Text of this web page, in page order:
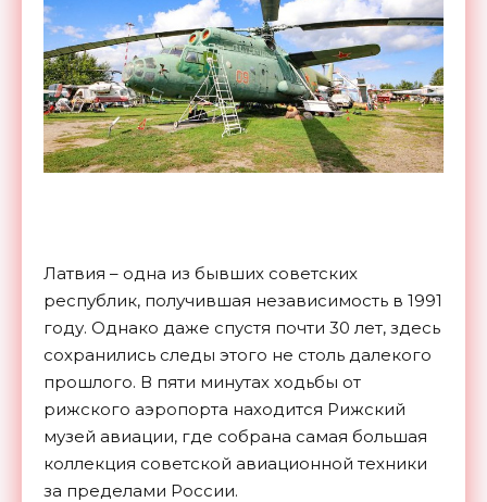
Латвия – одна из бывших советских
республик, получившая независимость в 1991
году. Однако даже спустя почти 30 лет, здесь
сохранились следы этого не столь далекого
прошлого. В пяти минутах ходьбы от
рижского аэропорта находится Рижский
музей авиации, где собрана самая большая
коллекция советской авиационной техники
за пределами России.